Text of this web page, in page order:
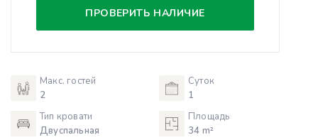
Макс. гостей
2
Суток
1
Тип кровати
Двуспальная
Площадь
34 m²
ПРОВЕРИТЬ НАЛИЧИЕ